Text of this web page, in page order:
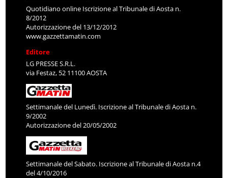
Quotidiano online Iscrizione al Tribunale di Aosta n.
8/2012
Autorizzazione del 13/12/2012
www.gazzettamatin.com
Editore
LG PRESSE S.R.L.
via Festaz, 52 11100 AOSTA
Settimanale del Lunedì. Iscrizione al Tribunale di Aosta n.
9/2002
Autorizzazione del 20/05/2002
Settimanale del Sabato. Iscrizione al Tribunale di Aosta n.4
del 4/10/2016